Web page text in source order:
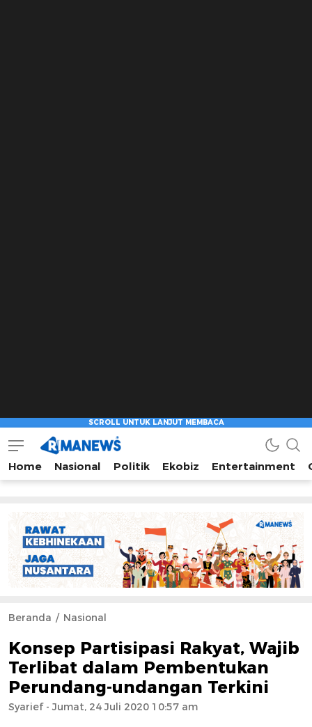
Home Nasional Politik Ekobiz Entertainment
Beranda Nasional
Konsep Partisipasi Rakyat, Wajib
Terlibat dalam Pembentukan
Perundang-undangan Terkini
Syarief- Jumat, 24 Juli 2020 10:57 am